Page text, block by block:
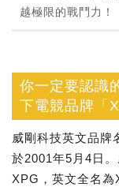
越極限的戰鬥力！
你一定要認識
下電競品牌「
威剛科技英文品牌
於2001年5月4日
XPG，英文全名